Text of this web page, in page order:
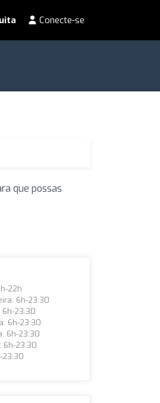
Conecte-se
que possas
22h
6h-23:30
6h-23:30
6h-23:30
6h-23:30
6h-23:30
23:30